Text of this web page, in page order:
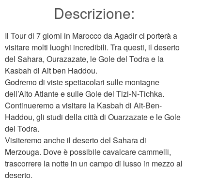
Descrizione:
Il Tour di 7 giorni in Marocco da Agadir ci porterà a
visitare molti luoghi incredibili. Tra questi, il deserto
del Sahara, Ourazazate, le Gole del Todra e la
Kasbah di Ait ben Haddou.
Godremo di viste spettacolari sulle montagne
dell’Alto Atlante e sulle Gole del Tizi-N-Tichka.
Continueremo a visitare la Kasbah di Ait-Ben-
Haddou, gli studi della città di Ouarzazate e le Gole
del Todra.
Visiteremo anche il deserto del Sahara di
Merzouga. Dove è possibile cavalcare cammelli,
trascorrere la notte in un campo di lusso in mezzo al
deserto.